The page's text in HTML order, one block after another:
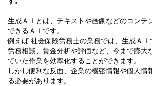
生成ＡＩとは、テキストや画像などのコンテ
できるＡＩです。
例えば 社会保険労務士の業務では、生成Ａ
労務相談、賃金分析や評価など、今まで膨大
ていた作業を効率化することができます。
しかし便利な反面、企業の機密情報や個人情
る必要があります。